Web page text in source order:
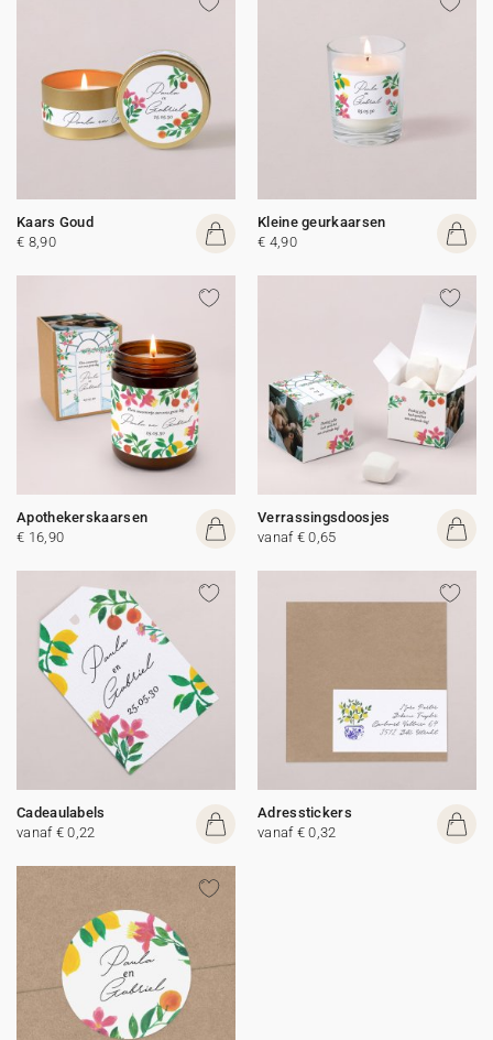
Kaars Goud
€ 8,90
Kleine geurkaarsen
€ 4,90
Apothekerskaarsen
€ 16,90
Verrassingsdoosjes
vanaf € 0,65
Cadeaulabels
vanaf € 0,22
Adresstickers
vanaf € 0,32